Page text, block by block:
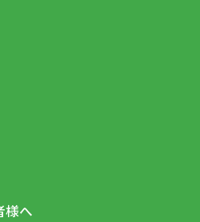
様へ